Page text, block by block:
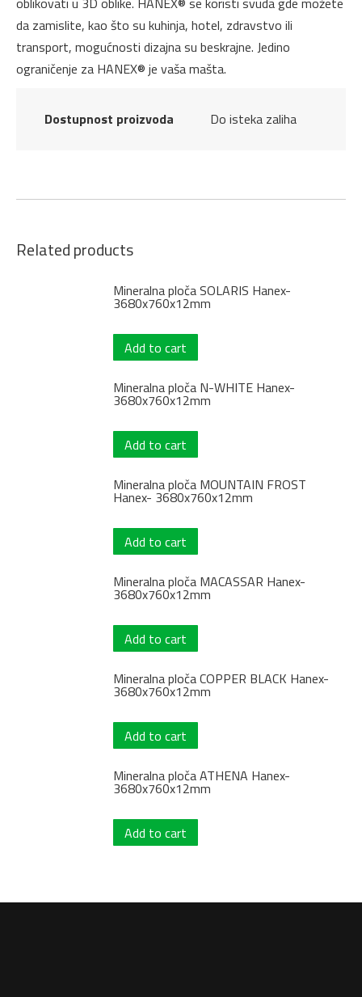
da zamislite, kao što su kuhinja, hotel, zdravstvo ili
transport, mogućnosti dizajna su beskrajne. Jedino
ograničenje za HANEX® je vaša mašta.
Dostupnost proizvoda Do isteka zaliha
Related products
Mineralna ploča SOLARIS Hanex-
3680x760x12mm
Add to cart
Mineralna ploča N-WHITE Hanex-
3680x760x12mm
Add to cart
Mineralna ploča MOUNTAIN FROST
Hanex- 3680x760x12mm
Add to cart
Mineralna ploča MACASSAR Hanex-
3680x760x12mm
Add to cart
Mineralna ploča COPPER BLACK Hanex-
3680x760x12mm
Add to cart
Mineralna ploča ATHENA Hanex-
3680x760x12mm
Add to cart